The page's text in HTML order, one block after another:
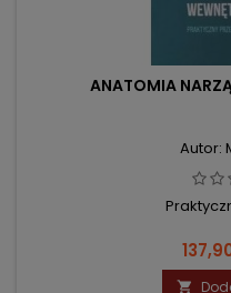
ANATOMIA
Autor:
Cena
